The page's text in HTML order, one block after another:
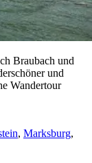
Braubach und
und
Wandertour
, Marksburg,